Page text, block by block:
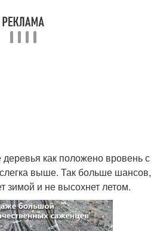
как положено вровень с
выше. Так больше шансов,
зимой и не высохнет летом.